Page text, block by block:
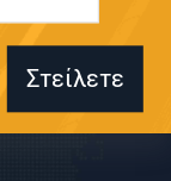
Στείλετε